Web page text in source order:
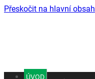
Přeskočit na hlavní obsah
ÚVOD